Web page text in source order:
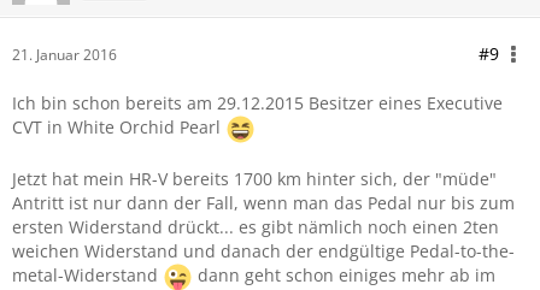
21. Januar 2016 #9
Ich bin schon bereits am 29.12.2015 Besitzer eines Executive
CVT in White Orchid Pearl
Jetzt hat mein HR-V bereits 1700 km hinter sich, der "müde"
Antritt ist nur dann der Fall, wenn man das Pedal nur bis zum
ersten Widerstand drückt... es gibt nämlich noch einen 2ten
weichen Widerstand und danach der endgültige Pedal-to-the-
metal-Widerstand
dann geht schon einiges mehr ab im